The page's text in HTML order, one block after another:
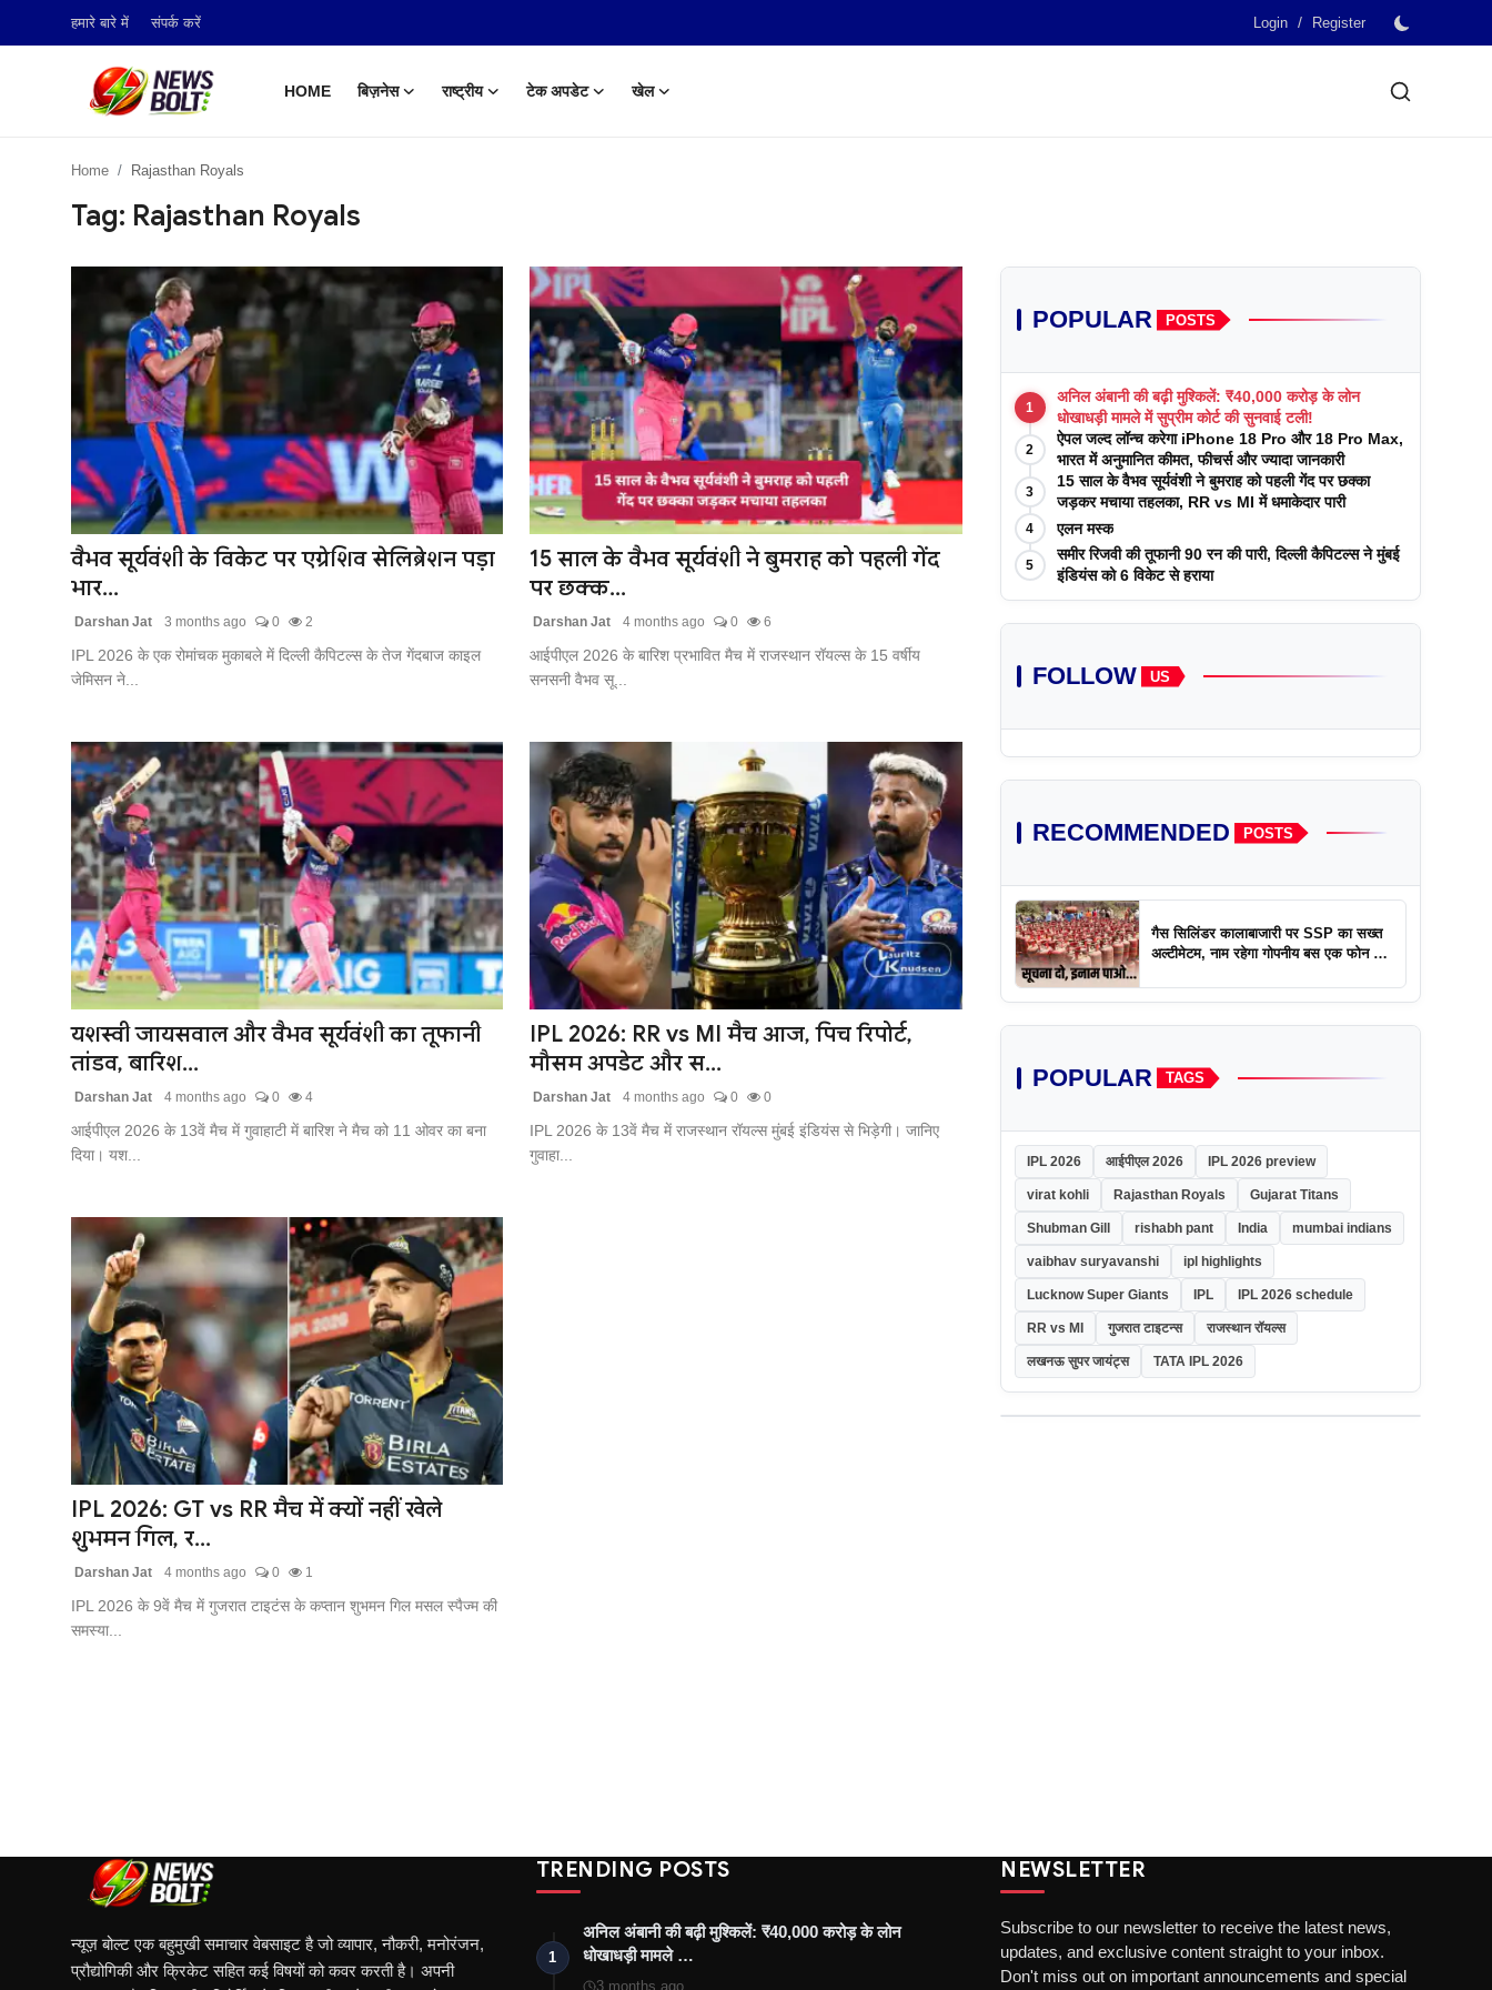
हमारे बारे में संपर्क करें Login / Register
HOME बिज़नेस राष्ट्रीय टेक अपडेट
खेल
Login
टेक अपडेट
हमारे बारे में
संपर्क करें
Home Rajasthan Royals
Tag: Rajasthan Royals
वैभव सूर्यवंशी के विकेट पर एग्रेशिव सेलिब्रेशन पड़ा
भार...
Darshan Jat 3 months ago 0 2
IPL 2026 के एक रोमांचक मुकाबले में दिल्ली कैपिटल्स के तेज गेंदबाज काइल
जेमिसन ने...
15 साल के वैभव सूर्यवंशी ने बुमराह को पहली गेंद
पर छक्क...
Darshan Jat 4 months ago 0 6
आईपीएल 2026 के बारिश प्रभावित मैच में राजस्थान रॉयल्स के 15 वर्षीय
सनसनी वैभव सू...
यशस्वी जायसवाल और वैभव सूर्यवंशी का तूफानी
तांडव, बारिश...
Darshan Jat 4 months ago 0 4
आईपीएल 2026 के 13वें मैच में गुवाहाटी में बारिश ने मैच को 11 ओवर का बना
दिया। यश...
IPL 2026: RR vs MI मैच आज, पिच रिपोर्ट,
मौसम अपडेट और स...
Darshan Jat 4 months ago 0 0
IPL 2026 के 13वें मैच में राजस्थान रॉयल्स मुंबई इंडियंस से भिड़ेगी। जानिए
गुवाहा...
IPL 2026: GT vs RR मैच में क्यों नहीं खेले
शुभमन गिल, र...
Darshan Jat 4 months ago 0 1
IPL 2026 के 9वें मैच में गुजरात टाइटंस के कप्तान शुभमन गिल मसल स्पैज्म की
समस्या...
POPULAR POSTS
1
अनिल अंबानी की बढ़ी मुश्किलें: ₹40,000 करोड़ के लोन
धोखाधड़ी मामले में सुप्रीम कोर्ट की सुनवाई टली!
2
ऐपल जल्द लॉन्च करेगा iPhone 18 Pro और 18 Pro Max,
भारत में अनुमानित कीमत, फीचर्स और ज्यादा जानकारी
3
15 साल के वैभव सूर्यवंशी ने बुमराह को पहली गेंद पर छक्का
जड़कर मचाया तहलका, RR vs MI में धमाकेदार पारी
4 एलन मस्क
5
समीर रिजवी की तूफानी 90 रन की पारी, दिल्ली कैपिटल्स ने मुंबई
इंडियंस को 6 विकेट से हराया
FOLLOW US
RECOMMENDED POSTS
गैस सिलिंडर कालाबाजारी पर SSP का सख्त
अल्टीमेटम, नाम रहेगा गोपनीय बस एक फोन पर
POPULAR TAGS
IPL 2026 आईपीएल 2026 IPL 2026 preview
virat kohli Rajasthan Royals Gujarat Titans
Shubman Gill rishabh pant India mumbai indians
vaibhav suryavanshi ipl highlights
Lucknow Super Giants IPL IPL 2026 schedule
RR vs MI गुजरात टाइटन्स राजस्थान रॉयल्स
लखनऊ सुपर जायंट्स TATA IPL 2026
न्यूज़ बोल्ट एक बहुमुखी समाचार वेबसाइट है जो व्यापार, नौकरी, मनोरंजन,
प्रौद्योगिकी और क्रिकेट सहित कई विषयों को कवर करती है। अपनी
TRENDING POSTS
1
अनिल अंबानी की बढ़ी मुश्किलें: ₹40,000 करोड़ के लोन
धोखाधड़ी मामले …
3 months ago
NEWSLETTER
Subscribe to our newsletter to receive the latest news,
updates, and exclusive content straight to your inbox.
Don't miss out on important announcements and special